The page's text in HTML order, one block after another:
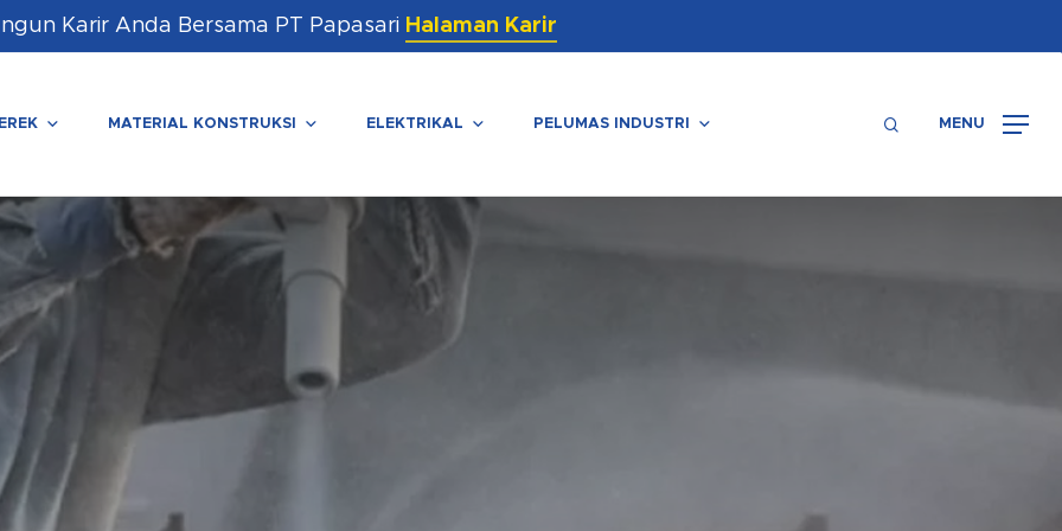
Karir Anda Bersama PT Papasari Halaman Karir
MATERIAL KONSTRUKSI ELEKTRIKAL PELUMAS INDUSTRI searchMENU